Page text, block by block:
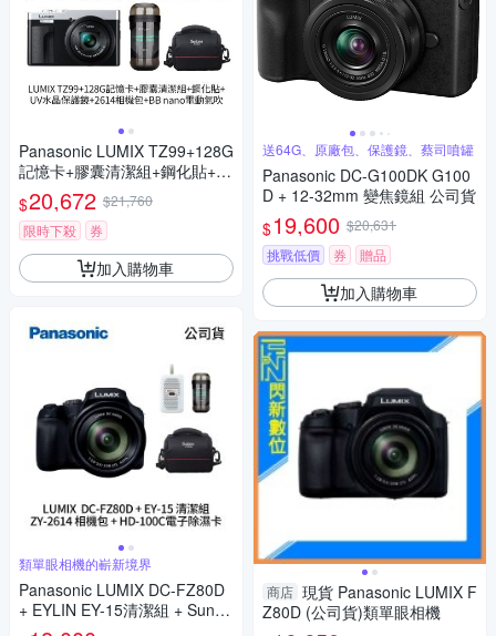
Panasonic LUMIX TZ99+128G
記憶卡+膠囊清潔組+鋼化貼+水
晶保護鏡+2614相機包+NITEC
ORE BB nano 迷你電動氣吹
(公司貨)
$20,672 $21,760
限時下殺
券
加入購物車
類單眼相機的嶄新境界
Panasonic LUMIX DC-FZ80D
+ EYLIN EY-15清潔組 + SunLi
ght ZY-2614相機包 + EirMai 銳
送64G、原廠包、保護鏡、蔡司噴罐
Panasonic DC-G100DK G100
D + 12-32mm 變焦鏡組 公司貨
$19,600 $20,631
挑戰低價
券 贈品
加入購物車
商店 現貨 Panasonic LUMIX F
Z80D (公司貨)類單眼相機